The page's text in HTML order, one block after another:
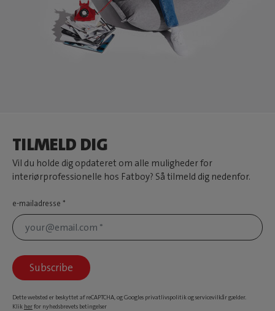
TILMELD DIG
Vil du holde dig opdateret om alle muligheder for
interiørprofessionelle hos Fatboy? Så tilmeld dig nedenfor.
e-mailadresse
Subscribe
Dette websted er beskyttet af reCAPTCHA, og Googles privatlivspolitikogservicevilkårgælder.
Klik herfor nyhedsbrevets betingelser